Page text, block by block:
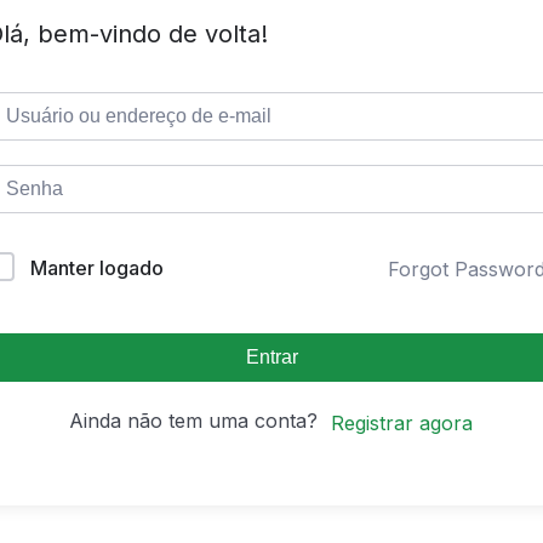
bem-vindo de volta!
Manter logado Forgot
Entrar
Ainda não tem uma conta? Registrar agora